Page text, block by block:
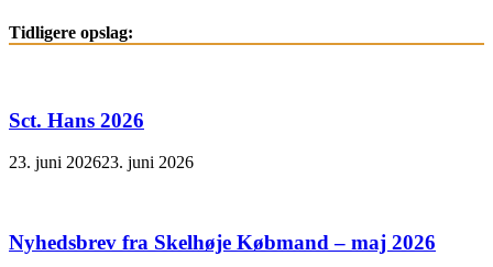
Tidligere opslag:
Sct. Hans 2026
23. juni 202623. juni 2026
Nyhedsbrev fra Skelhøje Købmand – maj 2026